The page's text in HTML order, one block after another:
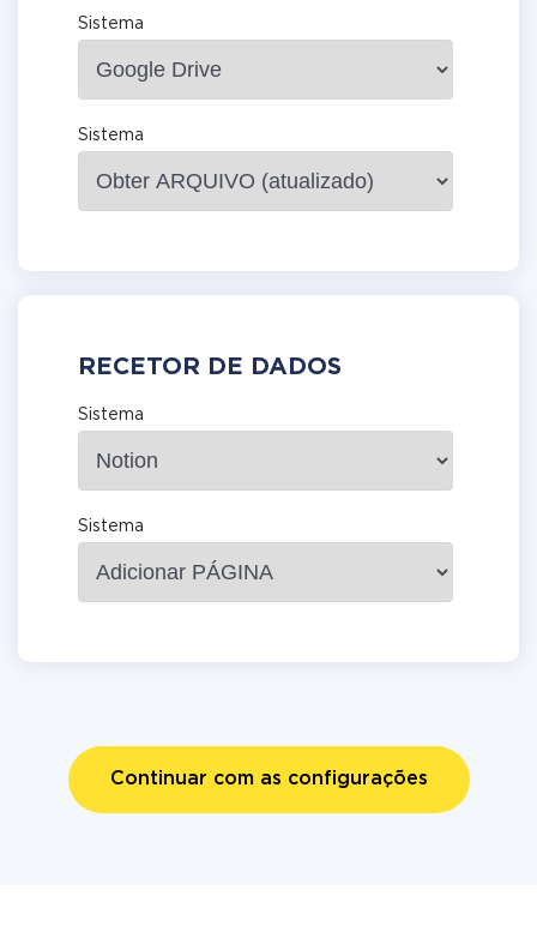
Sistema
Sistema
RECETOR DE DADOS
Sistema
Sistema
Continuar com as configurações